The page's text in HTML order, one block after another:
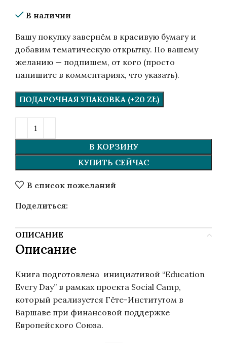
В наличии
Вашу покупку завернём в красивую бумагу и
добавим тематическую открытку. По вашему
желанию — подпишем, от кого (просто
напишите в комментариях, что указать).
ПОДАРОЧНАЯ УПАКОВКА (+20 ZŁ)
В КОРЗИНУ
КУПИТЬ СЕЙЧАС
В список пожеланий
Поделиться:
ОПИСАНИЕ
Описание
Книга подготовлена ​ инициативой “Education
Every Day” в рамках проекта Social Camp,
который реализуется Гёте-Институтом в
Варшаве при финансовой поддержке
Европейского Союза.